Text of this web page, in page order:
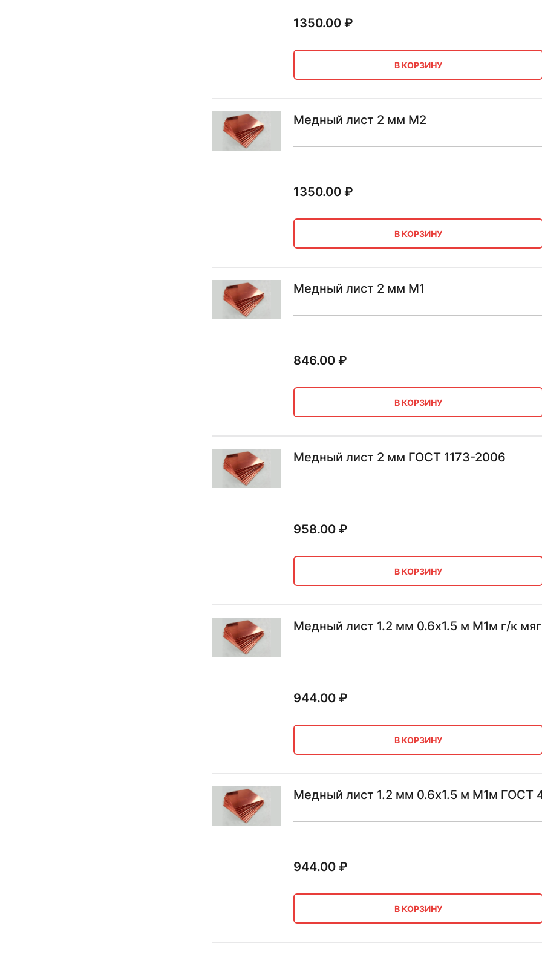
1350.00₽
В КОРЗИНУ
Медный лист 2 мм М2
1350.00₽
В КОРЗИНУ
Медный лист 2 мм М1
846.00₽
В КОРЗИНУ
Медный лист 2 мм ГОСТ 1173-2006
958.00₽
В КОРЗИНУ
Медный лист 1.2 мм 0.6х1.5 м М1м г/к
944.00₽
В КОРЗИНУ
Медный лист 1.2 мм 0.6х1.5 м М1м ГОСТ
944.00₽
В КОРЗИНУ